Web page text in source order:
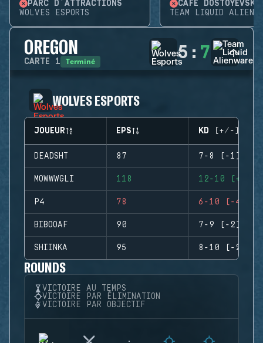
PARC D'ATTRACTIONS
WOLVES ESPORTS
CAFÉ DOSTOYEVSKY
TEAM LIQUID
OREGON
CARTE 1 Terminé 5 : 7
WOLVES ESPORTS
JOUEUR EPS KD (+/-)
DEADSHT 87 7-8 (-1)
MOWWWGLI 118 12-10 (+2)
P4 78 6-10 (-4)
BIBOOAF 90 7-9 (-2)
SHIINKA 95 8-10 (-2)
ROUNDS
VICTOIRE AU TEMPS
VICTOIRE PAR ÉLIMINATION
VICTOIRE PAR OBJECTIF